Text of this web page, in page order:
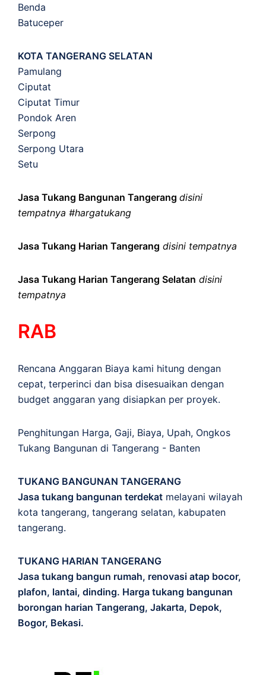
Benda
Batuceper
KOTA TANGERANG SELATAN
Pamulang
Ciputat
Ciputat Timur
Pondok Aren
Serpong
Serpong Utara
Setu
Jasa Tukang Bangunan Tangerang disini
tempatnya #hargatukang
Jasa Tukang Harian Tangerang disini tempatnya
Jasa Tukang Harian Tangerang Selatan disini
tempatnya
RAB
Rencana Anggaran Biaya kami hitung dengan
cepat, terperinci dan bisa disesuaikan dengan
budget anggaran yang disiapkan per proyek.
Penghitungan Harga, Gaji, Biaya, Upah, Ongkos
Tukang Bangunan di Tangerang - Banten
TUKANG BANGUNAN TANGERANG
Jasa tukang bangunan terdekat melayani wilayah
kota tangerang, tangerang selatan, kabupaten
tangerang.
TUKANG HARIAN TANGERANG
Jasa tukang bangun rumah, renovasi atap bocor,
plafon, lantai, dinding. Harga tukang bangunan
borongan harian Tangerang, Jakarta, Depok,
Bogor, Bekasi.